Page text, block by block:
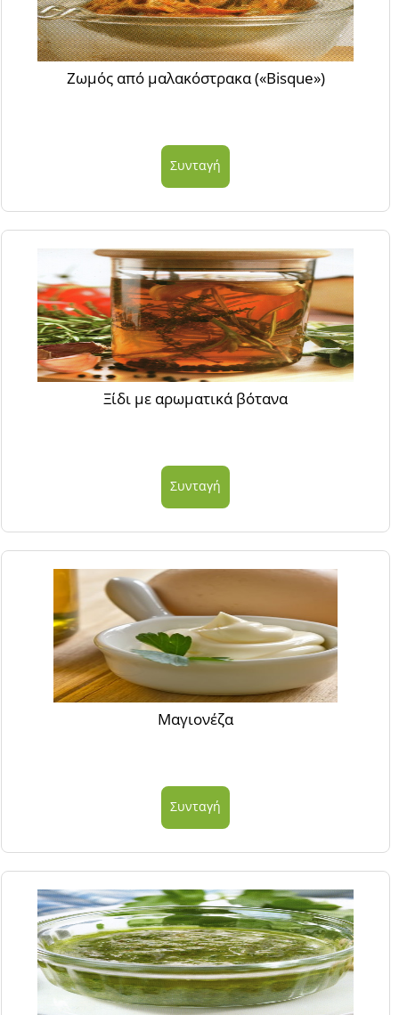
Ζωμός από μαλακόστρακα («Bisque»)
Συνταγή
Ξίδι με αρωματικά βότανα
Συνταγή
Μαγιονέζα
Συνταγή